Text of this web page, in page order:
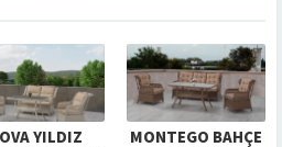
YILDIZ
MONTEGO BAHÇE